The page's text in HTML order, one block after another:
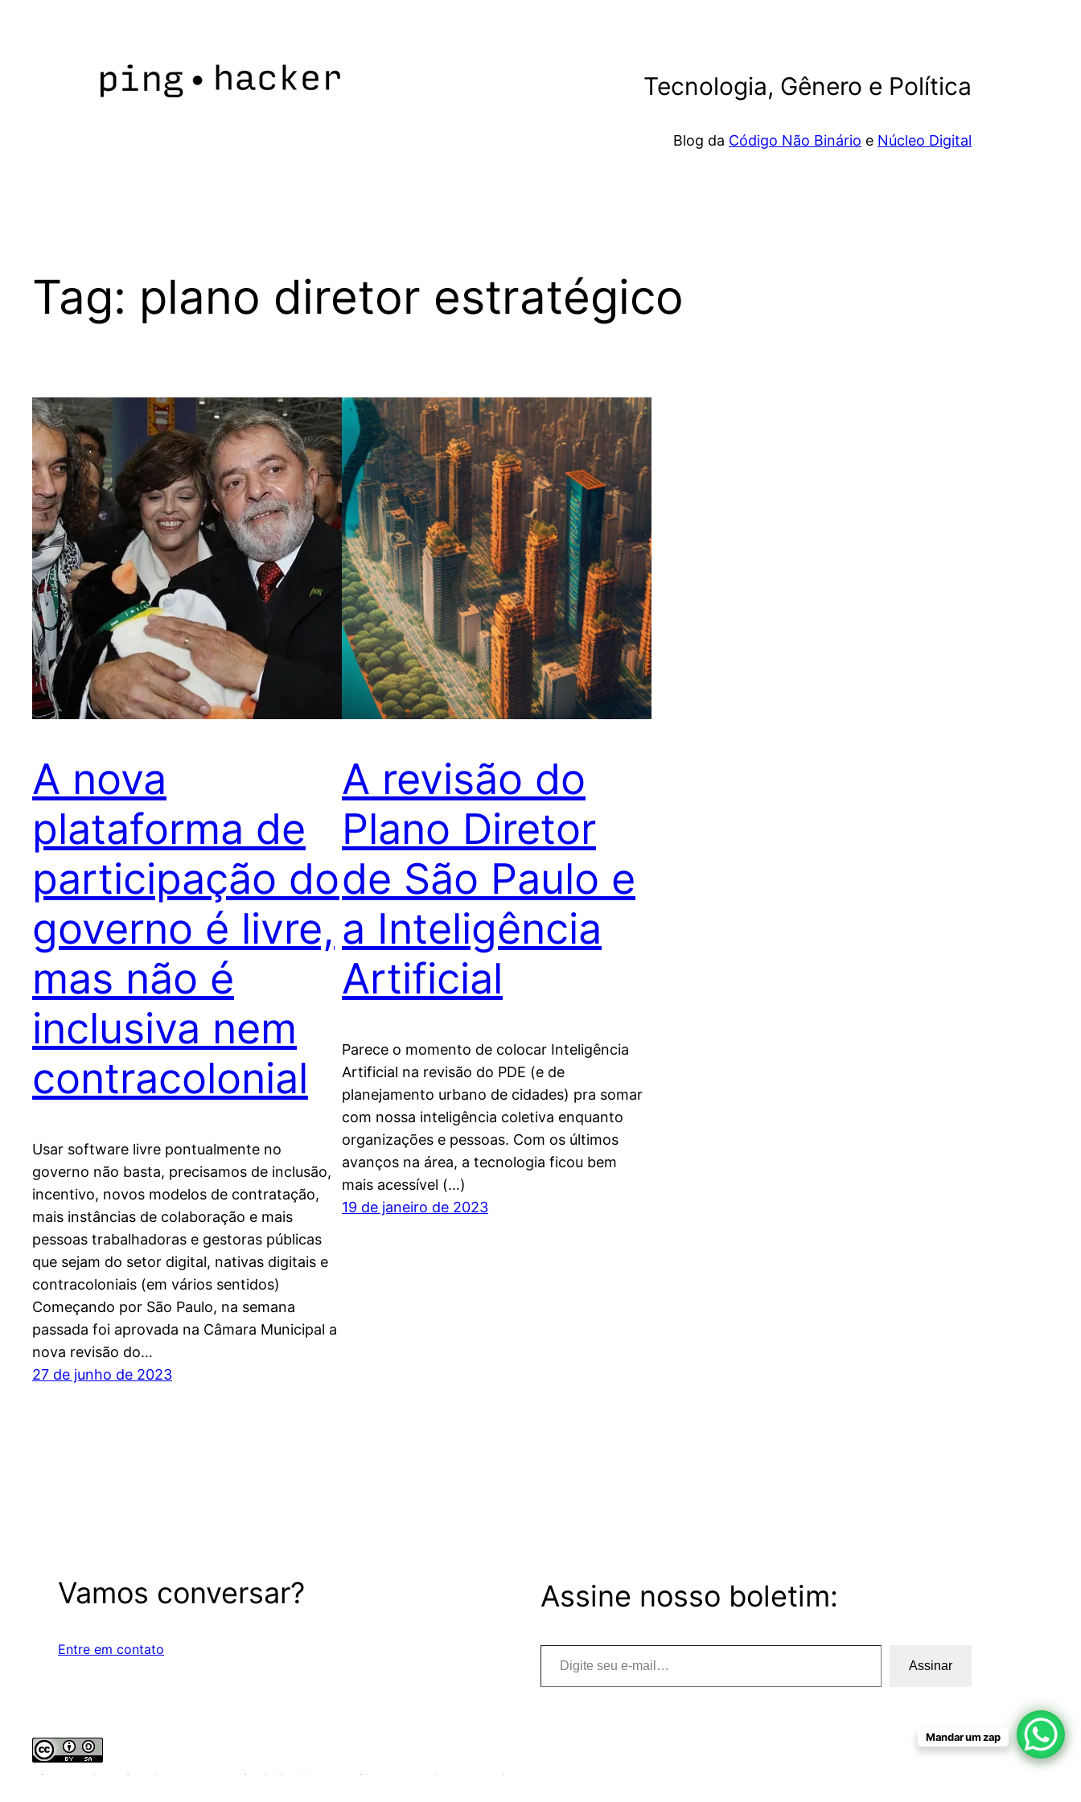
Tecnologia, Gênero e Política
Blog da Código Não Binário e Núcleo Digital
Tag: plano diretor estratégico
A nova
plataforma de
participação do
governo é livre,
mas não é
inclusiva nem
contracolonial
Usar software livre pontualmente no
governo não basta, precisamos de inclusão,
incentivo, novos modelos de contratação,
mais instâncias de colaboração e mais
pessoas trabalhadoras e gestoras públicas
que sejam do setor digital, nativas digitais e
contracoloniais (em vários sentidos)
Começando por São Paulo, na semana
passada foi aprovada na Câmara Municipal a
nova revisão do…
27 de junho de 2023
A revisão do
Plano Diretor
de São Paulo e
a Inteligência
Artificial
Parece o momento de colocar Inteligência
Artificial na revisão do PDE (e de
planejamento urbano de cidades) pra somar
com nossa inteligência coletiva enquanto
organizações e pessoas. Com os últimos
avanços na área, a tecnologia ficou bem
mais acessível (…)
19 de janeiro de 2023
Vamos conversar?
Entre em contato
Assine nosso boletim:
Digite seu e-mail…
Assinar
Licença Creative Commons Atribuição-CompartilhaIgual 4.0 Internacional
Mandar um zap